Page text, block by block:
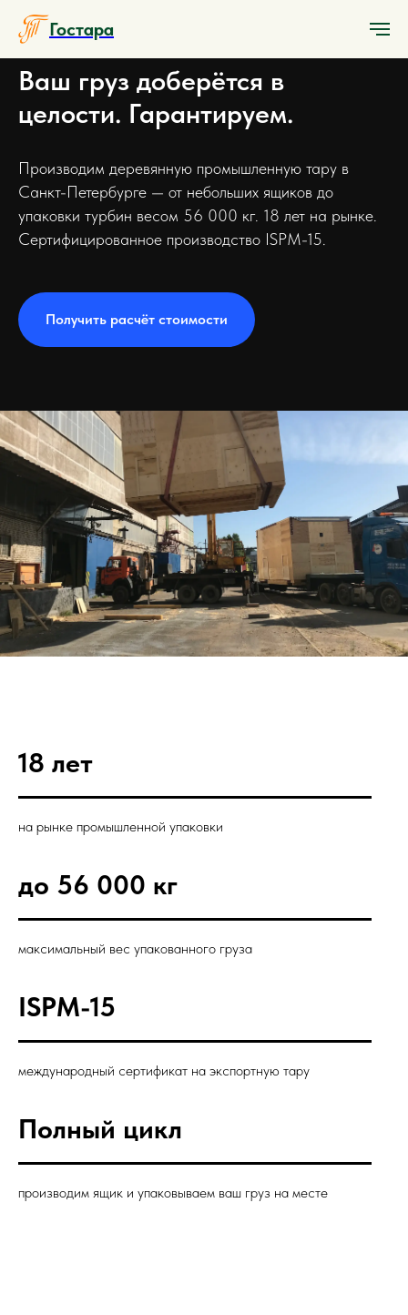
Гостара
Ваш груз доберётся в
целости. Гарантируем.
Производим деревянную промышленную тару в
Санкт-Петербурге — от небольших ящиков до
упаковки турбин весом 56 000 кг. 18 лет на рынке.
Сертифицированное производство ISPM-15.
Получить расчёт стоимости
18 лет
на рынке промышленной упаковки
до 56 000 кг
максимальный вес упакованного груза
ISPM-15
международный сертификат на экспортную тару
Полный цикл
производим ящик и упаковываем ваш груз на месте